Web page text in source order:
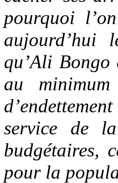
pourquoi
aujourd’hui
qu’Ali
au
service de
budgétaires,
pour la